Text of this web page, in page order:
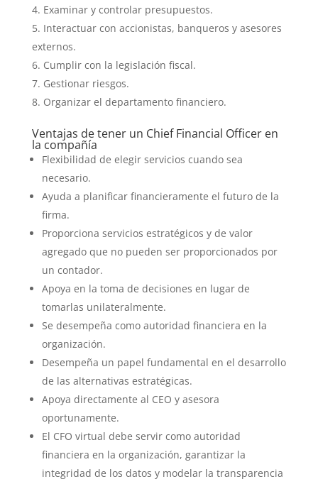
Examinar y controlar presupuestos.
Interactuar con accionistas, banqueros y asesores
externos.
Cumplir con la legislación fiscal.
Gestionar riesgos.
Organizar el departamento financiero.
Ventajas de tener un Chief Financial Officer en
la compañía
Flexibilidad de elegir servicios cuando sea
necesario.
Ayuda a planificar financieramente el futuro de la
firma.
Proporciona servicios estratégicos y de valor
agregado que no pueden ser proporcionados por
un contador.
Apoya en la toma de decisiones en lugar de
tomarlas unilateralmente.
Se desempeña como autoridad financiera en la
organización.
Desempeña un papel fundamental en el desarrollo
de las alternativas estratégicas.
Apoya directamente al CEO y asesora
oportunamente.
El CFO virtual debe servir como autoridad
financiera en la organización, garantizar la
integridad de los datos y modelar la transparencia